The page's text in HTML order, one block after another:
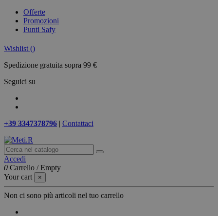
Offerte
Promozioni
Punti Safy
Wishlist ()
Spedizione gratuita sopra 99 €
Seguici su
+39 3347378796 | Contattaci
Accedi
0 Carrello /Empty
Your cart
×
Non ci sono più articoli nel tuo carrello